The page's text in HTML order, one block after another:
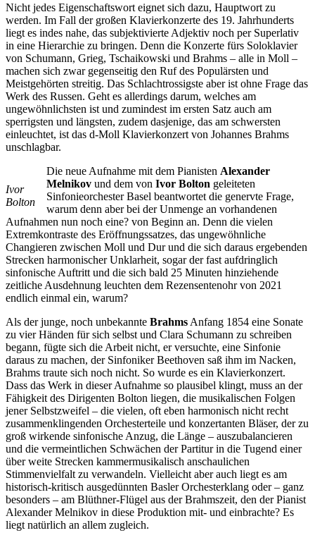
Nicht jedes Eigenschaftswort eignet sich dazu, Hauptwort zu
werden. Im Fall der großen Klavierkonzerte des 19. Jahrhunderts
liegt es indes nahe, das subjektivierte Adjektiv noch per Superlativ
in eine Hierarchie zu bringen. Denn die Konzerte fürs Soloklavier
von Schumann, Grieg, Tschaikowski und Brahms – alle in Moll –
machen sich zwar gegenseitig den Ruf des Populärsten und
Meistgehörten streitig. Das Schlachtrossigste aber ist ohne Frage das
Werk des Russen. Geht es allerdings darum, welches am
ungewöhnlichsten ist und zumindest im ersten Satz auch am
sperrigsten und längsten, zudem dasjenige, das am schwersten
einleuchtet, ist das d-Moll Klavierkonzert von Johannes Brahms
unschlagbar.
Ivor
Bolton
Die neue Aufnahme mit dem Pianisten Alexander
Melnikov und dem von Ivor Bolton geleiteten
Sinfonieorchester Basel beantwortet die genervte Frage,
warum denn aber bei der Unmenge an vorhandenen
Aufnahmen nun noch eine? von Beginn an. Denn die vielen
Extremkontraste des Eröffnungssatzes, das ungewöhnliche
Changieren zwischen Moll und Dur und die sich daraus ergebenden
Strecken harmonischer Unklarheit, sogar der fast aufdringlich
sinfonische Auftritt und die sich bald 25 Minuten hinziehende
zeitliche Ausdehnung leuchten dem Rezensentenohr von 2021
endlich einmal ein, warum?
Als der junge, noch unbekannte Brahms Anfang 1854 eine Sonate
zu vier Händen für sich selbst und Clara Schumann zu schreiben
begann, fügte sich die Arbeit nicht, er versuchte, eine Sinfonie
daraus zu machen, der Sinfoniker Beethoven saß ihm im Nacken,
Brahms traute sich noch nicht. So wurde es ein Klavierkonzert.
Dass das Werk in dieser Aufnahme so plausibel klingt, muss an der
Fähigkeit des Dirigenten Bolton liegen, die musikalischen Folgen
jener Selbstzweifel – die vielen, oft eben harmonisch nicht recht
zusammenklingenden Orchesterteile und konzertanten Bläser, der zu
groß wirkende sinfonische Anzug, die Länge – auszubalancieren
und die vermeintlichen Schwächen der Partitur in die Tugend einer
über weite Strecken kammermusikalisch anschaulichen
Stimmenvielfalt zu verwandeln. Vielleicht aber auch liegt es am
historisch-kritisch ausgedünnten Basler Orchesterklang oder – ganz
besonders – am Blüthner-Flügel aus der Brahmszeit, den der Pianist
Alexander Melnikov in diese Produktion mit- und einbrachte? Es
liegt natürlich an allem zugleich.